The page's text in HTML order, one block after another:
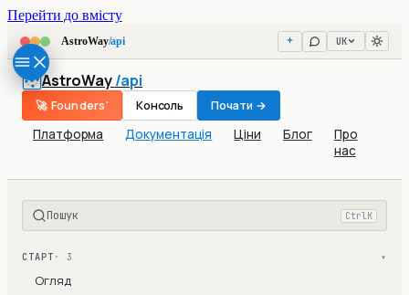
Перейти до вмісту
AstroWay/api UK
AstroWay/api
Платформа Документація Ціни Блог
Про
нас
🚀 Founders' Консоль Почати →
Пошук Ctrl K
СТАРТ · 3 ▾
Огляд